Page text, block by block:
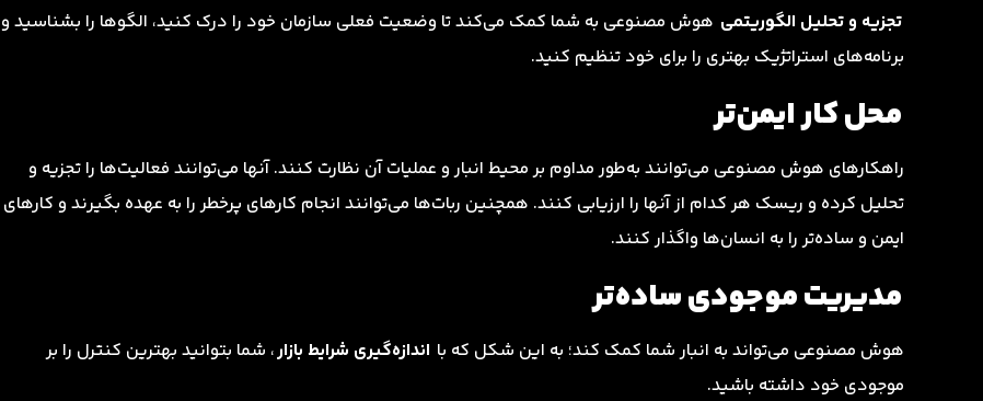
تجزیه و تحلیل الگوریتمی هوش مصنوعی به شما کمک می‌کند تا وضعیت فعلی سازمان خود را درک کنید، الگوها را بشناسید و
برنامه‌های استراتژیک بهتری را برای خود تنظیم کنید.
محل کار ایمن‌تر
راهکارهای هوش مصنوعی می‌توانند به‌طور مداوم بر محیط انبار و عملیات آن نظارت کنند. آنها می‌توانند فعالیت‌ها را تجزیه و
تحلیل کرده و ریسک هر کدام از آنها را ارزیابی کنند. همچنین ربات‌ها می‌توانند انجام کارهای پرخطر را به عهده بگیرند و کارهای
ایمن و ساده‌تر را به انسان‌ها واگذار کنند.
مدیریت موجودی ساده‌تر
هوش مصنوعی می‌تواند به انبار شما کمک کند؛ به این شکل که با اندازه‌گیری شرایط بازار، شما بتوانید بهترین کنترل را بر
موجودی خود داشته باشید.